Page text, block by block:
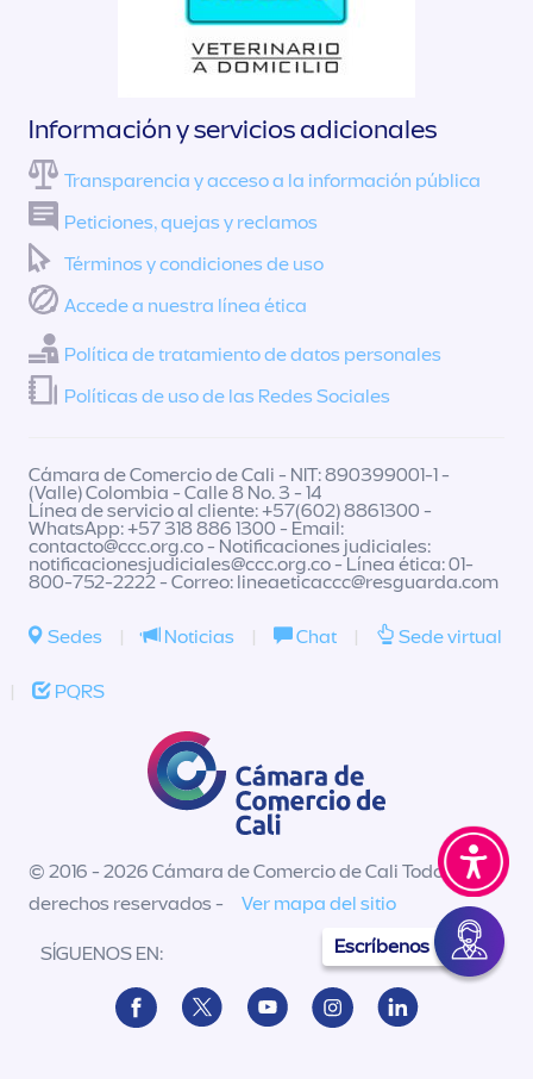
Escríbenos
Información y servicios adicionales
Transparencia y acceso a la información pública
Peticiones, quejas y reclamos
Términos y condiciones de uso
Accede a nuestra línea ética
Política de tratamiento de datos personales
Políticas de uso de las Redes Sociales
Cámara de Comercio de Cali - NIT: 890399001-1 -
(Valle) Colombia - Calle 8 No. 3 - 14
Línea de servicio al cliente: +57(602) 8861300 -
WhatsApp: +57 318 886 1300 - Email:
contacto@ccc.org.co- Notificaciones judiciales:
notificacionesjudiciales@ccc.org.co- Línea ética: 01-
800-752-2222 - Correo: lineaeticaccc@resguarda.com
Sedes | Noticias | Chat | Sede virtual
| PQRS
© 2016 - 2026 Cámara de Comercio de Cali Todos los
derechos reservados -
Ver mapa del sitio
SÍGUENOS EN: